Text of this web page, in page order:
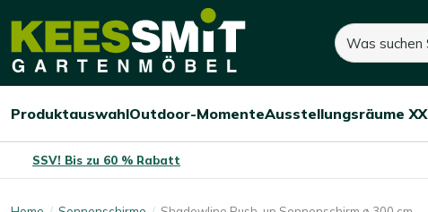
Kees
Suchen
Menü
Produktauswahl
Menü
Outdoor-Momente
Menü
Ausstellungsräume
SSV! Bis zu 60 % Rabatt
280,-